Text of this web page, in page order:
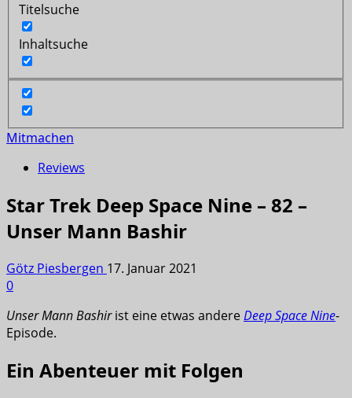
Titelsuche
Inhaltsuche
Mitmachen
Reviews
Star Trek Deep Space Nine – 82 –
Unser Mann Bashir
Götz Piesbergen 17. Januar 2021
0
Unser Mann Bashirist eine etwas andereDeep Space Nine-
Episode.
Ein Abenteuer mit Folgen